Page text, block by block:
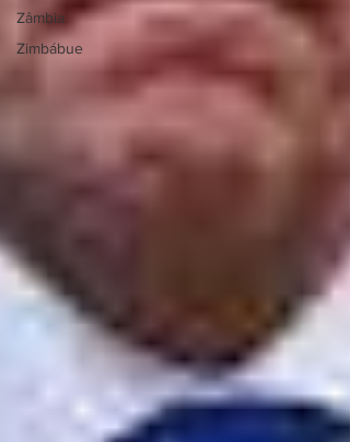
Zâmbia
Zimbábue